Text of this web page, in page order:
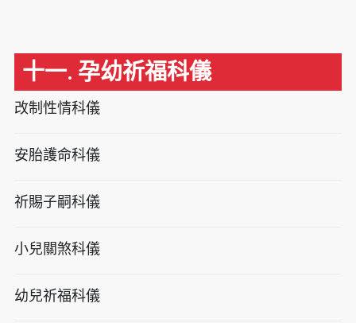
十一. 孕幼祈福科儀
改制性情科儀
安胎護命科儀
祈賜子嗣科儀
小兒關煞科儀
幼兒祈福科儀